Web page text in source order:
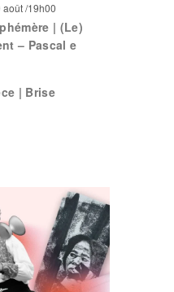
août /19h00
| (Le)
– Pascal e
| Brise